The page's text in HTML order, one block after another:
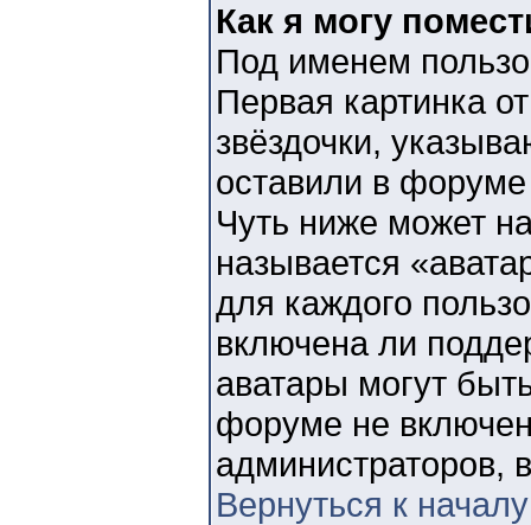
Как я могу
Под именем
Первая картинка
звёздочки,
оставили в
Чуть ниже может
называется
для каждого
включена ли
аватары могут
форуме не
администраторов,
Вернуться к началу